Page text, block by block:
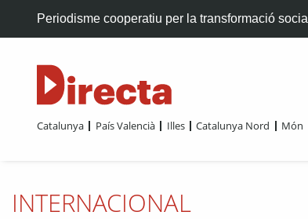
Periodisme cooperatiu per la transformació social
Catalunya País Valencià Illes Catalunya Nord Món
INTERNACIONAL